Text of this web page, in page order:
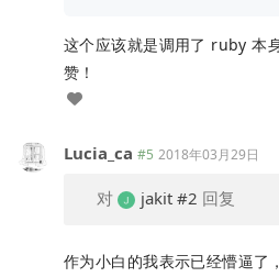
这个应该就是调用了 ruby 本
赞！
Lucia_ca #5 2018年03月29日
对 jakit #2 回复
作为小白的我表示已经懵逼了